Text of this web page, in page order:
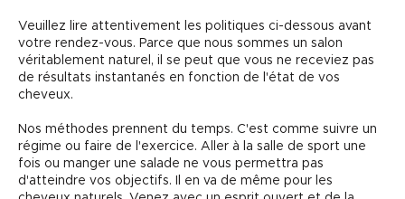
Veuillez lire attentivement les politiques ci-dessous avant
votre rendez-vous. Parce que nous sommes un salon
véritablement naturel, il se peut que vous ne receviez pas
de résultats instantanés en fonction de l'état de vos
cheveux.
Nos méthodes prennent du temps. C'est comme suivre un
régime ou faire de l'exercice. Aller à la salle de sport une
fois ou manger une salade ne vous permettra pas
d'atteindre vos objectifs. Il en va de même pour les